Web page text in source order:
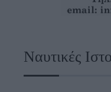
Ναυτικές